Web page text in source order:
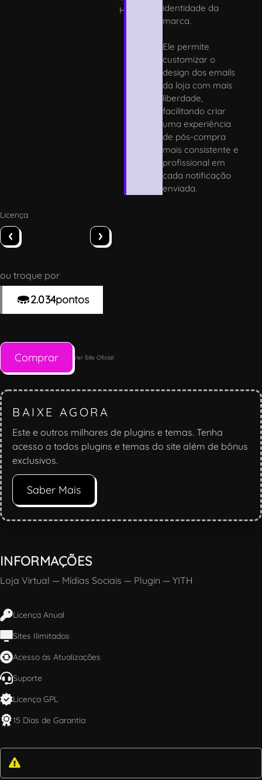
H
identidade da
marca.
Ele permite
customizar o
design dos emails
da loja com mais
liberdade,
facilitando criar
uma experiência
de pós-compra
mais consistente e
profissional em
cada notificação
enviada.
Licença
‹ ›
ou troque por
2.034pontos
Comprar Ver Site Oficial
BAIXE AGORA
Este e outros milhares de plugins e temas. Tenha
acesso a todos plugins e temas do site além de bônus
exclusivos.
Saber Mais
INFORMAÇÕES
Loja Virtual — Mídias Sociais — Plugin — YITH
Licença Anual
Sites Ilimitados
Acesso às Atualizações
Suporte
Licença GPL
15 Dias de Garantia